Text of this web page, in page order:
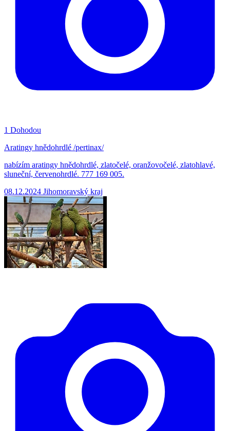
1 Dohodou
Aratingy hnědohrdlé /pertinax/
nabízím aratingy hnědohrdlé, zlatočelé, oranžovočelé, zlatohlavé,
sluneční, červenohrdlé. 777 169 005.
08.12.2024 Jihomoravský kraj